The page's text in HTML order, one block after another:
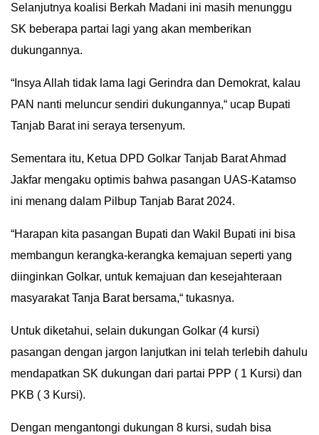
Selanjutnya koalisi Berkah Madani ini masih menunggu
SK beberapa partai lagi yang akan memberikan
dukungannya.
“Insya Allah tidak lama lagi Gerindra dan Demokrat, kalau
PAN nanti meluncur sendiri dukungannya,“ ucap Bupati
Tanjab Barat ini seraya tersenyum.
Sementara itu, Ketua DPD Golkar Tanjab Barat Ahmad
Jakfar mengaku optimis bahwa pasangan UAS-Katamso
ini menang dalam Pilbup Tanjab Barat 2024.
“Harapan kita pasangan Bupati dan Wakil Bupati ini bisa
membangun kerangka-kerangka kemajuan seperti yang
diinginkan Golkar, untuk kemajuan dan kesejahteraan
masyarakat Tanja Barat bersama,“ tukasnya.
Untuk diketahui, selain dukungan Golkar (4 kursi)
pasangan dengan jargon lanjutkan ini telah terlebih dahulu
mendapatkan SK dukungan dari partai PPP ( 1 Kursi) dan
PKB ( 3 Kursi).
Dengan mengantongi dukungan 8 kursi, sudah bisa